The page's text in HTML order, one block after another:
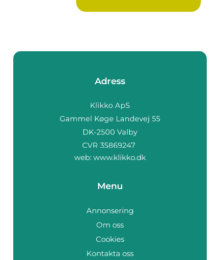
Adress
web: www.klikko.dk
Menu
Annonsering
Om oss
Cookies
Kontakta oss